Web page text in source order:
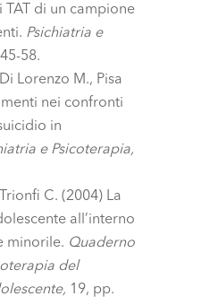
di un campione
Psichiatria e
58.
Lorenzo M., Pisa
nei confronti
in
e Psicoterapia,
C. (2004) La
all’interno
minorile. Quaderno
del
19, pp.